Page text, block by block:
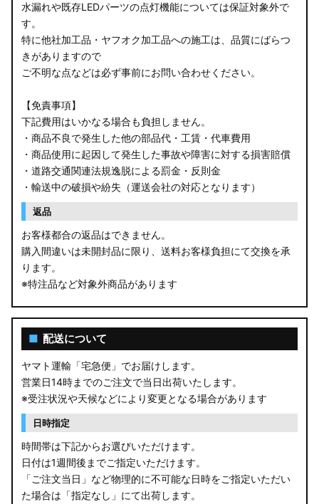
水漏れや既存LEDパーツの点灯機能については保証対象外で
す。
特に他社加工品・ヤフオク加工品への施工は、品質にばらつ
きがありますので
ご不明な点などは必ず事前にお問い合わせください。
【免責事項】
下記費用はいかなる場合も負担しません。
・商品不良で発生した他の部品代・工賃・代車費用
・商品使用に起因して発生した事故や障害に対する損害賠償
・道路交通関連法規逸脱による罰金・反則金
・輸送中の破損や紛失（運送会社の対応となります）
返品
お客様都合の返品はできません。
購入間違いは未開封品に限り、送料お客様負担にて交換を承
ります。
※特注品など対象外商品があります
■ 配送について
ヤマト運輸「宅急便」でお届けします。
営業日14時までのご注文で当日出荷いたします。
※受注状況や天候などにより変更となる場合があります
日時指定
時間帯は下記からお選びいただけます。
日付は1週間後までご指定いただけます。
「ご注文当日」など物理的に不可能な日時をご指定いただい
た場合は「指定なし」にて出荷します。